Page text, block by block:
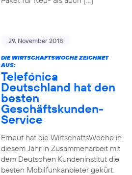
29. November 2018
DIE WIRTSCHAFTSWOCHE ZEICHNET
AUS:
Telefónica
Deutschland hat den
besten
Geschäftskunden-
Service
Erneut hat die WirtschaftsWoche in
diesem Jahr in Zusammenarbeit mit
dem Deutschen Kundeninstitut die
besten Mobilfunkanbieter gekürt.